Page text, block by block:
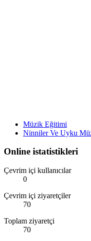
Müzik Eğitimi
Ninniler Ve Uyku
Online istatistikleri
Çevrim içi kullanıcılar
0
Çevrim içi ziyaretçiler
70
Toplam ziyaretçi
70